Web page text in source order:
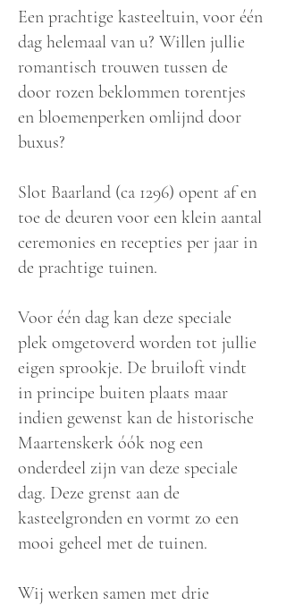
Een prachtige kasteeltuin, voor één
dag helemaal van u? Willen jullie
romantisch trouwen tussen de
door rozen beklommen torentjes
en bloemenperken omlijnd door
buxus?
Slot Baarland (ca 1296) opent af en
toe de deuren voor een klein aantal
ceremonies en recepties per jaar in
de prachtige tuinen.
Voor één dag kan deze speciale
plek omgetoverd worden tot jullie
eigen sprookje. De bruiloft vindt
in principe buiten plaats maar
indien gewenst kan de historische
Maartenskerk óók nog een
onderdeel zijn van deze speciale
dag. Deze grenst aan de
kasteelgronden en vormt zo een
mooi geheel met de tuinen.
Wij werken samen met drie